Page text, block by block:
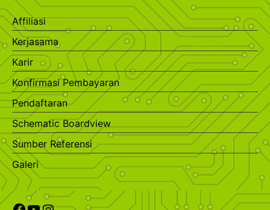
Affiliasi
Kerjasama
Karir
Konfirmasi Pembayaran
Pendaftaran
Schematic Boardview
Sumber Referensi
Galeri